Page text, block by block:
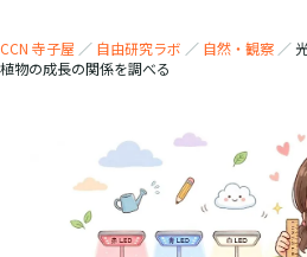
CCN 寺子屋 ／ 自由研究ラボ ／ 自然・観察 ／
植物の成長の関係を調べる